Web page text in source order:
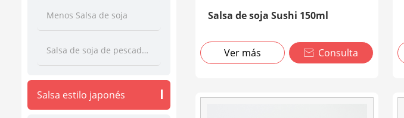
Menos Salsa de soja
Salsa de soja de pescado al vapor
Salsa estilo japonés
Salsa de soja Sushi 150ml
Ver más  Consulta